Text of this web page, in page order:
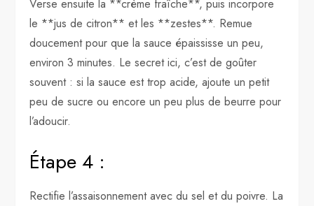
Verse ensuite la **crème fraîche**, puis incorpore
le **jus de citron** et les **zestes**. Remue
doucement pour que la sauce épaississe un peu,
environ 3 minutes. Le secret ici, c’est de goûter
souvent : si la sauce est trop acide, ajoute un petit
peu de sucre ou encore un peu plus de beurre pour
l’adoucir.
Étape 4 :
Rectifie l’assaisonnement avec du sel et du poivre. La